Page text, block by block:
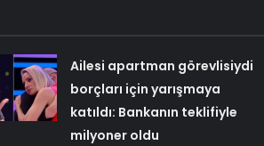
Ailesi apartman görevlisiydi
borçları için yarışmaya
katıldı: Bankanın teklifiyle
milyoner oldu